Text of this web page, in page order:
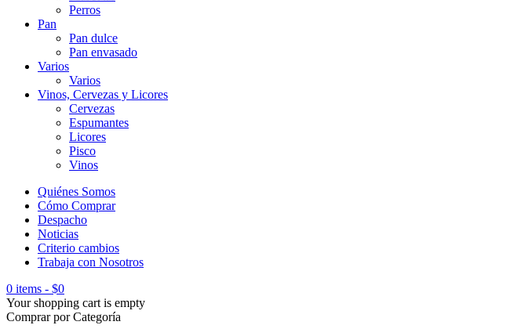
Perros
Pan
Pan dulce
Pan envasado
Varios
Varios
Vinos, Cervezas y Licores
Cervezas
Espumantes
Licores
Pisco
Vinos
Quiénes Somos
Cómo Comprar
Despacho
Noticias
Criterio cambios
Trabaja con Nosotros
0 items - $0
Your shopping cart is empty
Comprar por Categoría